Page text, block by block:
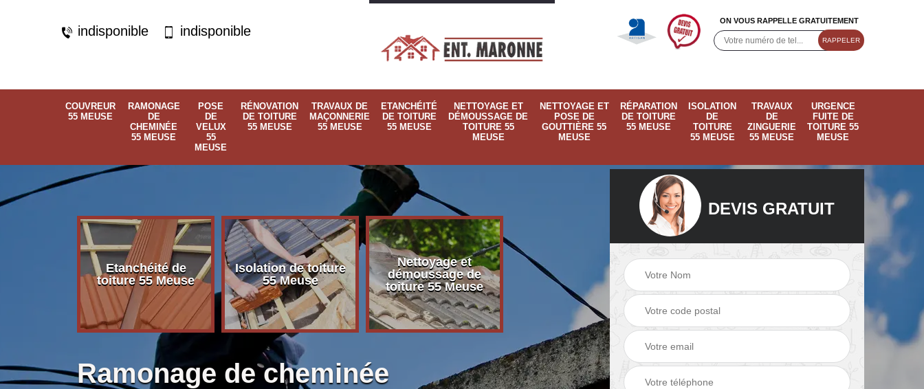
indisponible indisponible
ON VOUS RAPPELLE GRATUITEMENT
COUVREUR
55 MEUSE
RAMONAGE
DE
CHEMINÉE
55 MEUSE
POSE
DE
VELUX
55
MEUSE
RÉNOVATION
DE TOITURE
55 MEUSE
TRAVAUX DE
MAÇONNERIE
55 MEUSE
ETANCHÉITÉ
DE TOITURE
55 MEUSE
NETTOYAGE ET
DÉMOUSSAGE DE
TOITURE 55
MEUSE
NETTOYAGE ET
POSE DE
GOUTTIÈRE 55
MEUSE
RÉPARATION
DE TOITURE
55 MEUSE
ISOLATION
DE
TOITURE
55 MEUSE
TRAVAUX
DE
ZINGUERIE
55 MEUSE
URGENCE
FUITE DE
TOITURE 55
MEUSE
Etanchéité de
toiture 55 Meuse
Isolation de toiture
55 Meuse
Nettoyage et
démoussage de
toiture 55 Meuse
Nettoyage et pose
de gouttière 55
Meuse
Ramonage de
cheminée 55
Ramonage de cheminée
DEVIS GRATUIT